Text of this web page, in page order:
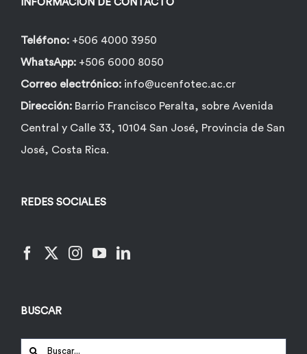
INFORMACIÓN DE CONTACTO
Teléfono: +506 4000 3950
WhatsApp: +506 6000 8050
Correo electrónico: info@ucenfotec.ac.cr
Dirección: Barrio Francisco Peralta, sobre Avenida
Central y Calle 33, 10104 San José, Provincia de San
José, Costa Rica.
REDES SOCIALES
BUSCAR
Buscar: